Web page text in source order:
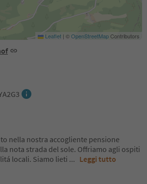
Leaflet | ©OpenStreetMapContributors
nella nostra accogliente pensione
nota strada del sole. Offriamo agli ospiti
locali. Siamo lieti ... Leggi tutto